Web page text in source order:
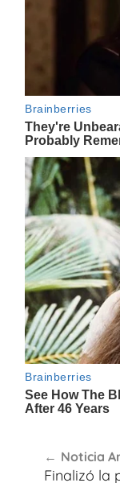
de
Noticia
Finalizó la